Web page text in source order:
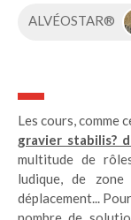
ALVÉOSTAR®
Les cours, comme
gravier stabilis?
multitude de
ludique, de
déplacement...